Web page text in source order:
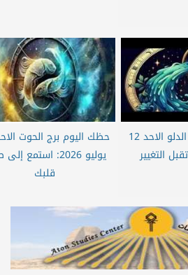
حظك اليوم برج الدلو الاحد 12
يوليو 2026: استمع
قلبك